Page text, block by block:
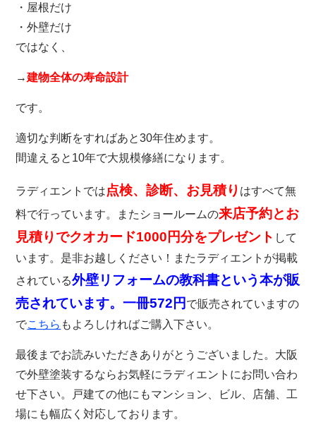
・屋根だけ
・外壁だけ
ではなく、
→建物全体の寿命設計
です。
適切な判断をすればあと30年住めます。
間違えると10年で大規模修繕になります。
ラディエントでは点検、診断、お見積り はすべて無
料で行っています。またショールームの来店予約とお
見積りでクオカード1000円分をプレゼント して
います。是非お越しください！またラディエントが掲載
されている外壁リフォームの教科書という本が販
売されています。一冊572円 で販売されていますの
でこちら もよろしければご購入下さい。
最後までお読みいただきありがとうございました。大阪
で外壁塗装するならお気軽にラディエントにお問い合わ
せ下さい。戸建ての他にもマンション、ビル、店舗、工
場にも幅広く対応しております。